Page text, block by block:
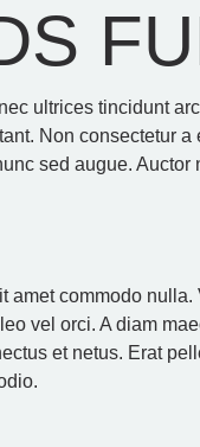
ultrices tincidunt
Non consectetur
sed augue.
amet commodo
vel orci. A diam
et netus. Erat